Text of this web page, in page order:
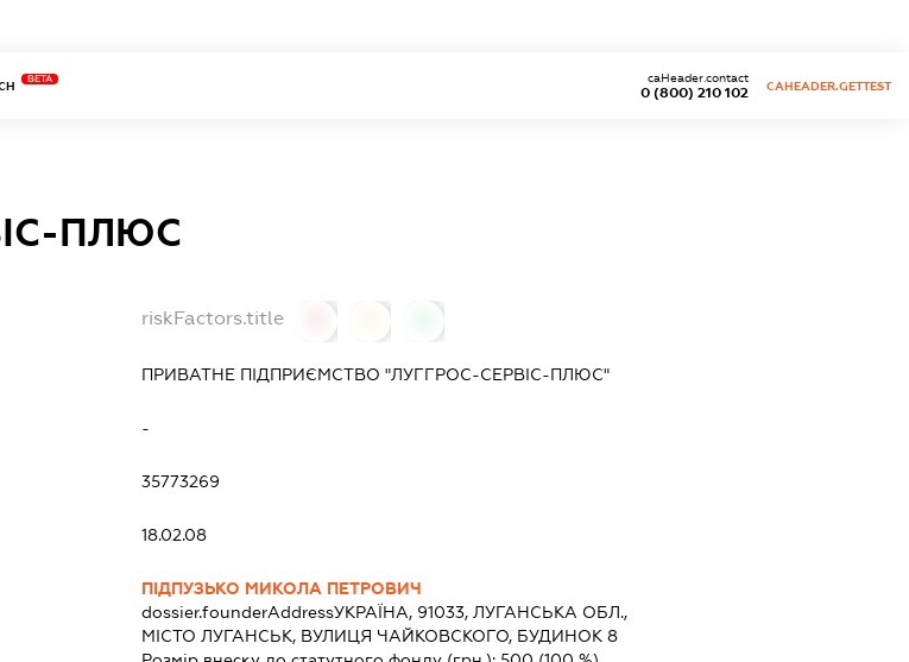
BETA
0 (800) 210 102
caHeader.contact
CAHEADER.GETTEST
ПЛЮС
riskFactors.title
ПРИВАТНЕ ПІДПРИЄМСТВО "ЛУГГРОС-СЕРВІС-ПЛЮС"
-
35773269
18.02.08
ПІДПУЗЬКО МИКОЛА ПЕТРОВИЧ
dossier.founderAddressУКРАЇНА, 91033, ЛУГАНСЬКА ОБЛ.,
МІСТО ЛУГАНСЬК, ВУЛИЦЯ ЧАЙКОВСКОГО, БУДИНОК 8